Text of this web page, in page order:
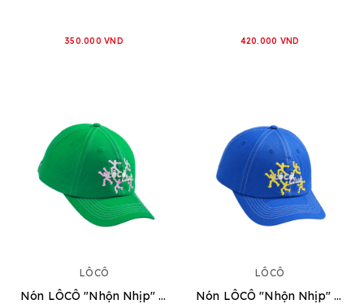
350.000 VND 420.000 VND
LÔCÔ
Nón LÔCÔ "Nhộn Nhịp" [Xanh Lá]
LÔCÔ
Nón LÔCÔ "Nhộn Nhịp" [Xanh Dương]